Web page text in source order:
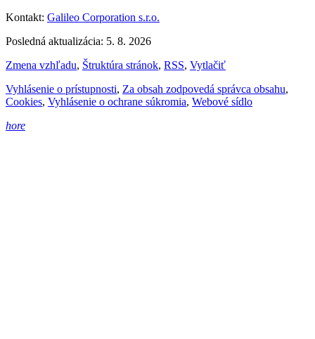
Kontakt: Galileo Corporation s.r.o.
Posledná aktualizácia: 5. 8. 2026
Zmena vzhľadu, Štruktúra stránok, RSS, Vytlačiť
Vyhlásenie o prístupnosti, Za obsah zodpovedá správca obsahu,
Cookies, Vyhlásenie o ochrane súkromia, Webové sídlo
hore